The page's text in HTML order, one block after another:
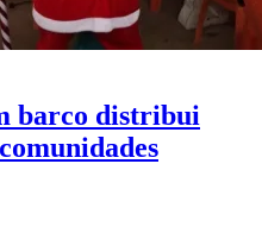
barco distribui